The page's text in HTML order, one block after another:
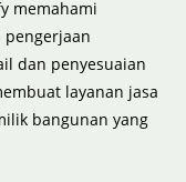
memahami
pengerjaan
dan penyesuaian
layanan jasa
bangunan yang